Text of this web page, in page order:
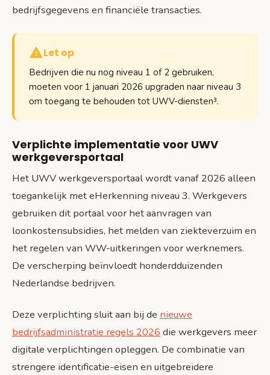
bedrijfsgegevens en financiële transacties.
Let op
Bedrijven die nu nog niveau 1 of 2 gebruiken,
moeten voor 1 januari 2026 upgraden naar niveau 3
om toegang te behouden tot UWV-diensten³.
Verplichte implementatie voor UWV
werkgeversportaal
Het UWV werkgeversportaal wordt vanaf 2026 alleen
toegankelijk met eHerkenning niveau 3. Werkgevers
gebruiken dit portaal voor het aanvragen van
loonkostensubsidies, het melden van ziekteverzuim en
het regelen van WW-uitkeringen voor werknemers.
De verscherping beïnvloedt honderdduizenden
Nederlandse bedrijven.
Deze verplichting sluit aan bij de nieuwe
bedrijfsadministratie regels 2026 die werkgevers meer
digitale verplichtingen opleggen. De combinatie van
strengere identificatie-eisen en uitgebreidere